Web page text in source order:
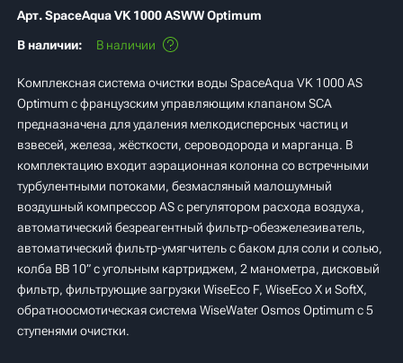
Арт.SpaceAqua VK 1000 ASWW Optimum
В наличии: В наличии
Комплексная система очистки воды SpaceAqua VK 1000 AS
Optimum с французским управляющим клапаном SCA
предназначена для удаления мелкодисперсных частиц и
взвесей, железа, жёсткости, сероводорода и марганца. В
комплектацию входит аэрационная колонна со встречными
турбулентными потоками, безмасляный малошумный
воздушный компрессор AS с регулятором расхода воздуха,
автоматический безреагентный фильтр-обезжелезиватель,
автоматический фильтр-умягчитель с баком для соли и солью,
колба BB 10” с угольным картриджем, 2 манометра, дисковый
фильтр, фильтрующие загрузки WiseEco F, WiseEco X и SoftX,
обратноосмотическая система WiseWater Osmos Optimum с 5
ступенями очистки.